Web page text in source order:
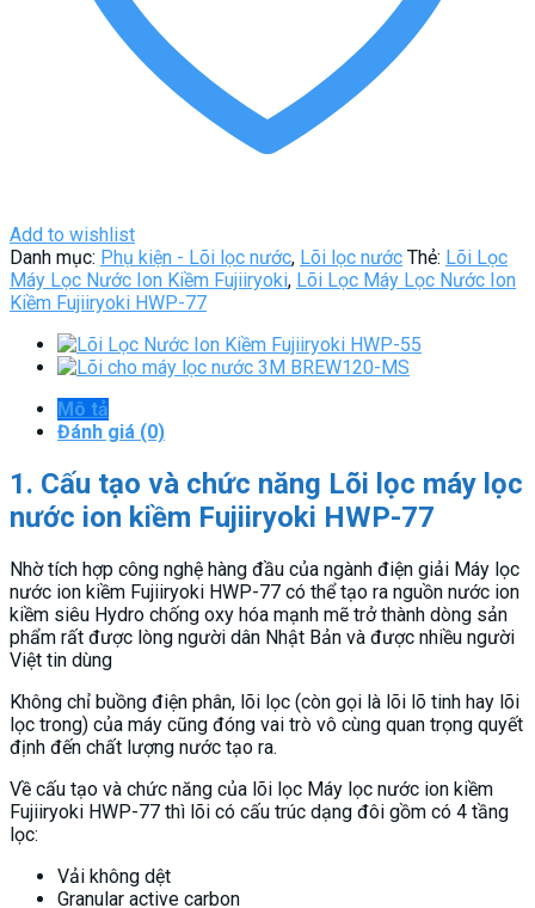
Add to wishlist
Danh mục: Phụ kiện - Lõi lọc nước, Lõi lọc nước Thẻ: Lõi Lọc
Máy Lọc Nước Ion Kiềm Fujiiryoki, Lõi Lọc Máy Lọc Nước Ion
Kiềm Fujiiryoki HWP-77
Mô tả
Đánh giá (0)
1. Cấu tạo và chức năng Lõi lọc máy lọc
nước ion kiềm Fujiiryoki HWP-77
Nhờ tích hợp công nghệ hàng đầu của ngành điện giải Máy lọc
nước ion kiềm Fujiiryoki HWP-77 có thể tạo ra nguồn nước ion
kiềm siêu Hydro chống oxy hóa mạnh mẽ trở thành dòng sản
phẩm rất được lòng người dân Nhật Bản và được nhiều người
Việt tin dùng
Không chỉ buồng điện phân, lõi lọc (còn gọi là lõi lõ tinh hay lõi
lọc trong) của máy cũng đóng vai trò vô cùng quan trọng quyết
định đến chất lượng nước tạo ra.
Về cấu tạo và chức năng của lõi lọc Máy lọc nước ion kiềm
Fujiiryoki HWP-77 thì lõi có cấu trúc dạng đôi gồm có 4 tầng
lọc:
Vải không dệt
Granular active carbon